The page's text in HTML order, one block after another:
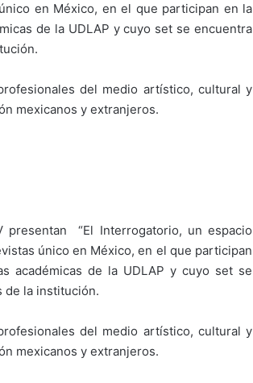
en México, en el que participan en la
de la UDLAP y cuyo set se encuentra
del medio artístico, cultural y
mexicanos y extranjeros.
presentan “El Interrogatorio, un espacio
único en México, en el que participan
académicas de la UDLAP y cuyo set se
de la institución.
del medio artístico, cultural y
mexicanos y extranjeros.